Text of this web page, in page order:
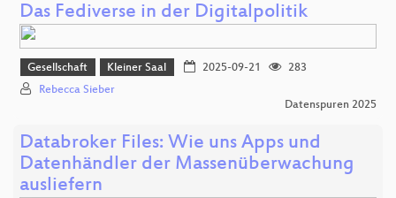
Das Fediverse in der Digitalpolitik
Gesellschaft Kleiner Saal 2025-09-21
283
Rebecca Sieber
Datenspuren 2025
Databroker Files: Wie uns Apps und
Datenhändler der Massenüberwachung
ausliefern